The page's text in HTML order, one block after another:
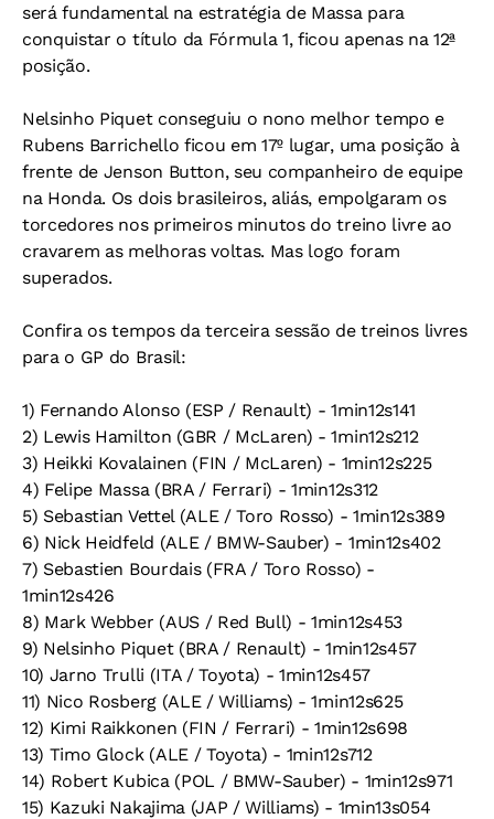
será fundamental na estratégia de Massa para
conquistar o título da Fórmula 1, ficou apenas na 12ª
posição.
Nelsinho Piquet conseguiu o nono melhor tempo e
Rubens Barrichello ficou em 17º lugar, uma posição à
frente de Jenson Button, seu companheiro de equipe
na Honda. Os dois brasileiros, aliás, empolgaram os
torcedores nos primeiros minutos do treino livre ao
cravarem as melhoras voltas. Mas logo foram
superados.
Confira os tempos da terceira sessão de treinos livres
para o GP do Brasil:
1) Fernando Alonso (ESP / Renault) - 1min12s141
2) Lewis Hamilton (GBR / McLaren) - 1min12s212
3) Heikki Kovalainen (FIN / McLaren) - 1min12s225
4) Felipe Massa (BRA / Ferrari) - 1min12s312
5) Sebastian Vettel (ALE / Toro Rosso) - 1min12s389
6) Nick Heidfeld (ALE / BMW-Sauber) - 1min12s402
7) Sebastien Bourdais (FRA / Toro Rosso) -
1min12s426
8) Mark Webber (AUS / Red Bull) - 1min12s453
9) Nelsinho Piquet (BRA / Renault) - 1min12s457
10) Jarno Trulli (ITA / Toyota) - 1min12s457
11) Nico Rosberg (ALE / Williams) - 1min12s625
12) Kimi Raikkonen (FIN / Ferrari) - 1min12s698
13) Timo Glock (ALE / Toyota) - 1min12s712
14) Robert Kubica (POL / BMW-Sauber) - 1min12s971
15) Kazuki Nakajima (JAP / Williams) - 1min13s054